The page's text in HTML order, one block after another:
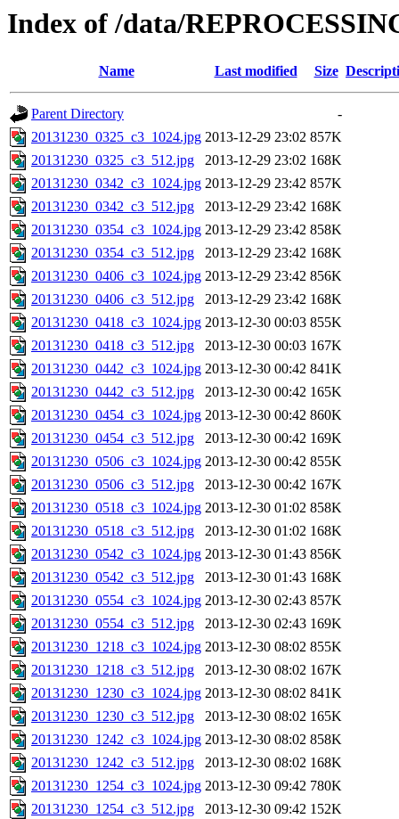
Index of /data/
Name Last modified Size
Parent Directory
-
20131230_0325_c3_1024.jpg 2013-12-29 23:02 857K
20131230_0325_c3_512.jpg
2013-12-29 23:02 168K
20131230_0342_c3_1024.jpg 2013-12-29 23:42 857K
20131230_0342_c3_512.jpg
2013-12-29 23:42 168K
20131230_0354_c3_1024.jpg 2013-12-29 23:42 858K
20131230_0354_c3_512.jpg
2013-12-29 23:42 168K
20131230_0406_c3_1024.jpg 2013-12-29 23:42 856K
20131230_0406_c3_512.jpg
2013-12-29 23:42 168K
20131230_0418_c3_1024.jpg 2013-12-30 00:03 855K
20131230_0418_c3_512.jpg
2013-12-30 00:03 167K
20131230_0442_c3_1024.jpg 2013-12-30 00:42 841K
20131230_0442_c3_512.jpg
2013-12-30 00:42 165K
20131230_0454_c3_1024.jpg 2013-12-30 00:42 860K
20131230_0454_c3_512.jpg
2013-12-30 00:42 169K
20131230_0506_c3_1024.jpg 2013-12-30 00:42 855K
20131230_0506_c3_512.jpg
2013-12-30 00:42 167K
20131230_0518_c3_1024.jpg 2013-12-30 01:02 858K
20131230_0518_c3_512.jpg
2013-12-30 01:02 168K
20131230_0542_c3_1024.jpg 2013-12-30 01:43 856K
20131230_0542_c3_512.jpg
2013-12-30 01:43 168K
20131230_0554_c3_1024.jpg 2013-12-30 02:43 857K
20131230_0554_c3_512.jpg
2013-12-30 02:43 169K
20131230_1218_c3_1024.jpg 2013-12-30 08:02 855K
20131230_1218_c3_512.jpg
2013-12-30 08:02 167K
20131230_1230_c3_1024.jpg 2013-12-30 08:02 841K
20131230_1230_c3_512.jpg
2013-12-30 08:02 165K
20131230_1242_c3_1024.jpg 2013-12-30 08:02 858K
20131230_1242_c3_512.jpg
2013-12-30 08:02 168K
20131230_1254_c3_1024.jpg 2013-12-30 09:42 780K
20131230_1254_c3_512.jpg
2013-12-30 09:42 152K